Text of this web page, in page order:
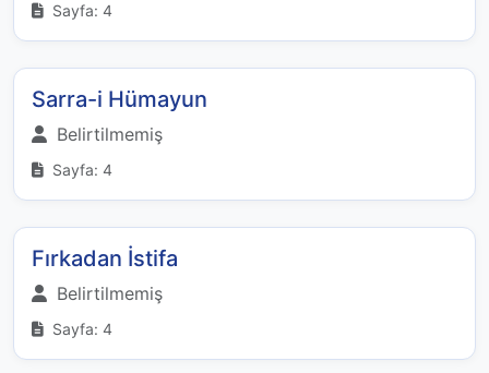
Sayfa: 4
Sarra-i Hümayun
Belirtilmemiş
Sayfa: 4
Fırkadan İstifa
Belirtilmemiş
Sayfa: 4